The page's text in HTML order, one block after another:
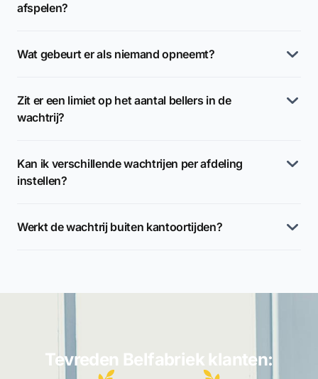
afspelen?
Wat gebeurt er als niemand opneemt?
Zit er een limiet op het aantal bellers in de
wachtrij?
Kan ik verschillende wachtrijen per afdeling
instellen?
Werkt de wachtrij buiten kantoortijden?
Tevreden Belfabriek klanten: